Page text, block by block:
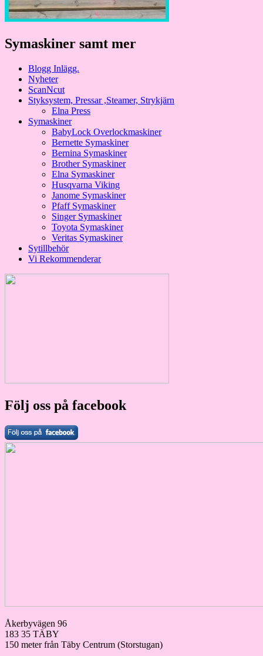
Symaskiner samt mer
Blogg Inlägg.
Nyheter
ScanNcut
Styksystem, Pressar ,Steamer, Strykjärn
Elna Press
Symaskiner
BabyLock Overlockmaskiner
Bernette Symaskiner
Bernina Symaskiner
Brother Symaskiner
Elna Symaskiner
Husqvarna Viking
Janome Symaskiner
Pfaff Symaskiner
Singer Symaskiner
Toyota Symaskiner
Veritas Symaskiner
Sytillbehör
Vi Rekommenderar
Följ oss på facebook
Åkerbyvägen 96
183 35 TÄBY
150 meter från Täby Centrum (Storstugan)